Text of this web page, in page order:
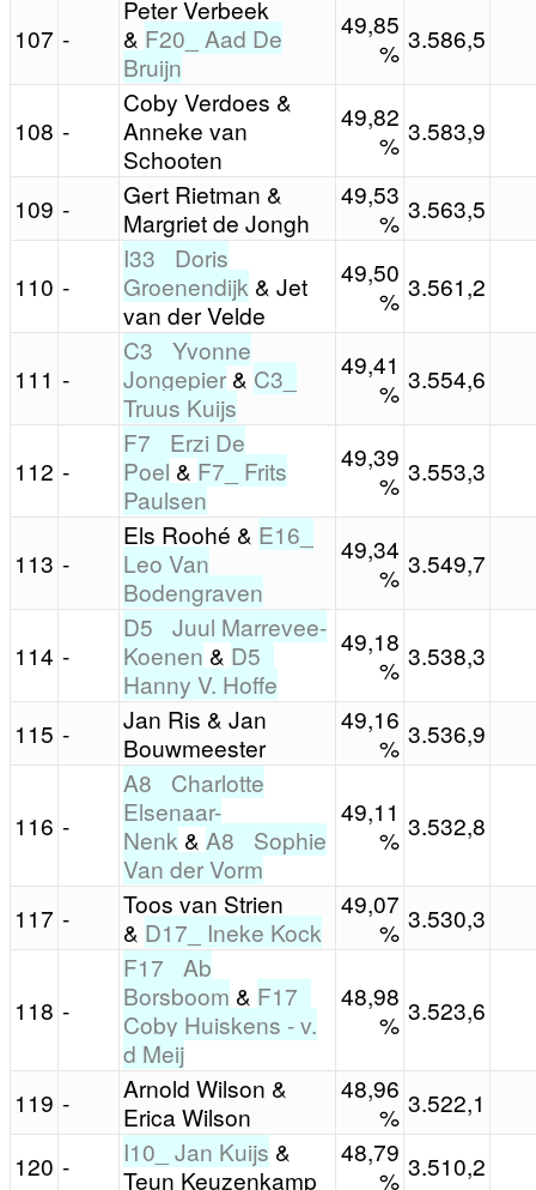
107 -
Peter Verbeek
& F20_ Aad De
Bruijn
49,85
% 3.586,5
108 -
Coby Verdoes &
Anneke van
Schooten
49,82
% 3.583,9
109 -
Gert Rietman &
Margriet de Jongh
49,53
% 3.563,5
110 -
I33_ Doris
Groenendijk & Jet
van der Velde
49,50
% 3.561,2
111 -
C3_ Yvonne
Jongepier & C3_
Truus Kuijs
49,41
% 3.554,6
112 -
F7_ Erzi De
Poel & F7_ Frits
Paulsen
49,39
% 3.553,3
113 -
Els Roohé & E16_
Leo Van
Bodengraven
49,34
% 3.549,7
114 -
D5_ Juul Marrevee-
Koenen & D5_
Hanny V. Hoffe
49,18
% 3.538,3
115 -
Jan Ris & Jan
Bouwmeester
49,16
% 3.536,9
116 -
A8_ Charlotte
Elsenaar-
Nenk & A8_ Sophie
Van der Vorm
49,11
% 3.532,8
117 -
Toos van Strien
& D17_ Ineke Kock
49,07
% 3.530,3
118 -
F17_ Ab
Borsboom & F17_
Coby Huiskens - v.
d Meij
48,98
% 3.523,6
119 -
Arnold Wilson &
Erica Wilson
48,96
% 3.522,1
120 - I10_ Jan Kuijs &
Teun Keuzenkamp
48,79
% 3.510,2